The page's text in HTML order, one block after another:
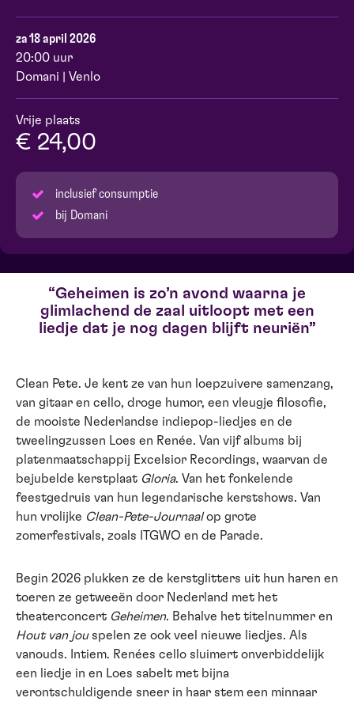
za 18 april 2026
20:00 uur
Domani | Venlo
Vrije plaats
€ 24,00
inclusief consumptie
bij Domani
Geheimen is zo’n avond waarna je
glimlachend de zaal uitloopt met een
liedje dat je nog dagen blijft neuriën
Clean Pete. Je kent ze van hun loepzuivere samenzang,
van gitaar en cello, droge humor, een vleugje filosofie,
de mooiste Nederlandse indiepop-liedjes en de
tweelingzussen Loes en Renée. Van vijf albums bij
platenmaatschappij Excelsior Recordings, waarvan de
bejubelde kerstplaat Gloria. Van het fonkelende
feestgedruis van hun legendarische kerstshows. Van
hun vrolijke Clean-Pete-Journaalop grote
zomerfestivals, zoals ITGWO en de Parade.
Begin 2026 plukken ze de kerstglitters uit hun haren en
toeren ze getweeën door Nederland met het
theaterconcert Geheimen. Behalve het titelnummer en
Hout van jouspelen ze ook veel nieuwe liedjes. Als
vanouds. Intiem. Renées cello sluimert onverbiddelijk
een liedje in en Loes sabelt met bijna
verontschuldigende sneer in haar stem een minnaar